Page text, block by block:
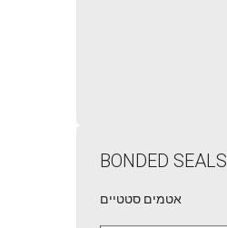
BONDED SEALS
אטמים סטטיים